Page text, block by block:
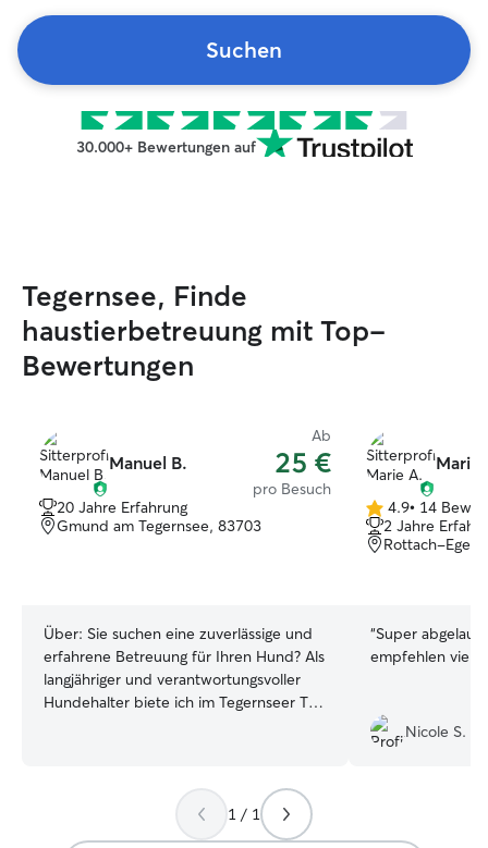
Suchen
30.000+ Bewertungen auf
Tegernsee, Finde
haustierbetreuung mit Top-
Bewertungen
Manuel B.
Ab
25 €
pro Besuch
20 Jahre Erfahrung
Gmund am Tegernsee, 83703
Über: Sie suchen eine zuverlässige und
erfahrene Betreuung für Ihren Hund? Als
langjähriger und verantwortungsvoller
Hundehalter biete ich im Tegernseer Tal
Abwesenheiten an. Ich habe über viele
Jahre Erfahrung mit unterschiedlichen
Hunderassen und Charakteren
Marie
4.9
von
5
4.9• 14
2 Jahre
Rottach-
“Super
empfehlen
Nicole S.
1 / 1